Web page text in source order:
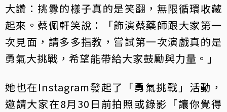
大讚：挑釁的樣子真的是笑翻，無限循環收藏
起來。蔡佩軒笑說：「飾演蔡藥師跟大家第一
次見面，請多多指教，嘗試第一次演戲真的是
勇氣大挑戰，希望能帶給大家鼓勵與力量。」
她也在Instagram發起了「勇氣挑戰」活動，
邀請大家在8月30日前拍照或錄影「讓你覺得